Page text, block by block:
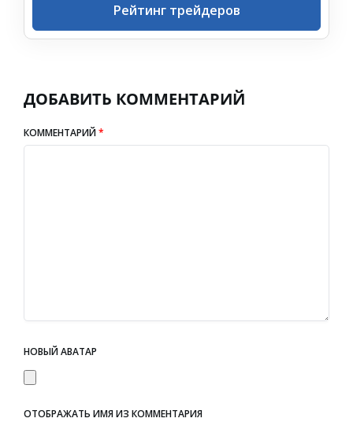
Рейтинг трейдеров
ДОБАВИТЬ КОММЕНТАРИЙ
КОММЕНТАРИЙ*
НОВЫЙ АВАТАР
ОТОБРАЖАТЬ ИМЯ ИЗ КОММЕНТАРИЯ